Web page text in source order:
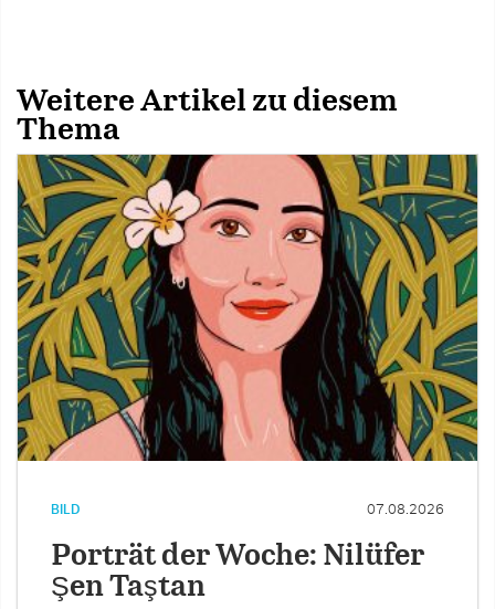
Weitere Artikel zu diesem
Thema
BILD 07.08.2026
Porträt der Woche: Nilüfer
Şen Taştan